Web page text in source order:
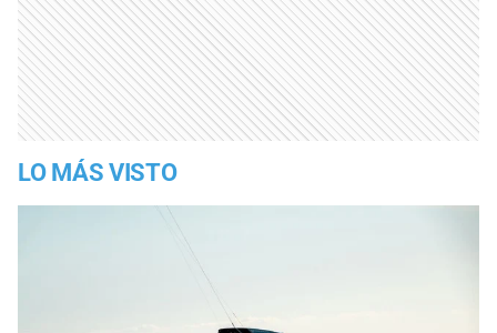
LO MÁS VISTO